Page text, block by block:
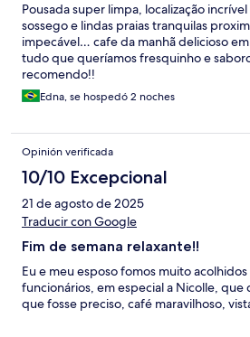
Pousada super limpa, localização
sossego e lindas praias tranquilas
impecável… cafe da manhã delicioso
tudo que queríamos fresquinho e
recomendo!!
Edna, se hospedó 2 noches
Opinión verificada
10/10 Excepcional
21 de agosto de 2025
Traducir con Google
Fim de semana relaxante!!
Eu e meu esposo fomos muito
funcionários, em especial a Nicolle, que
que fosse preciso, café maravilhoso,